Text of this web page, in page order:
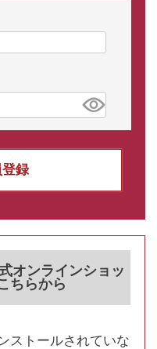
録
オンラインショッ
ちらから
ストールされていな